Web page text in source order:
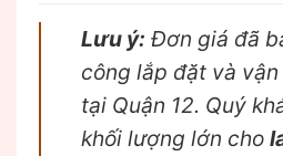
Lưu ý: Đơn giá đã
công lắp đặt và
tại Quận 12. Quý
khối lượng lớn cho